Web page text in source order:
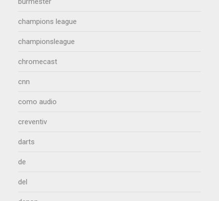
champions league
championsleague
chromecast
cnn
como audio
creventiv
darts
de
del